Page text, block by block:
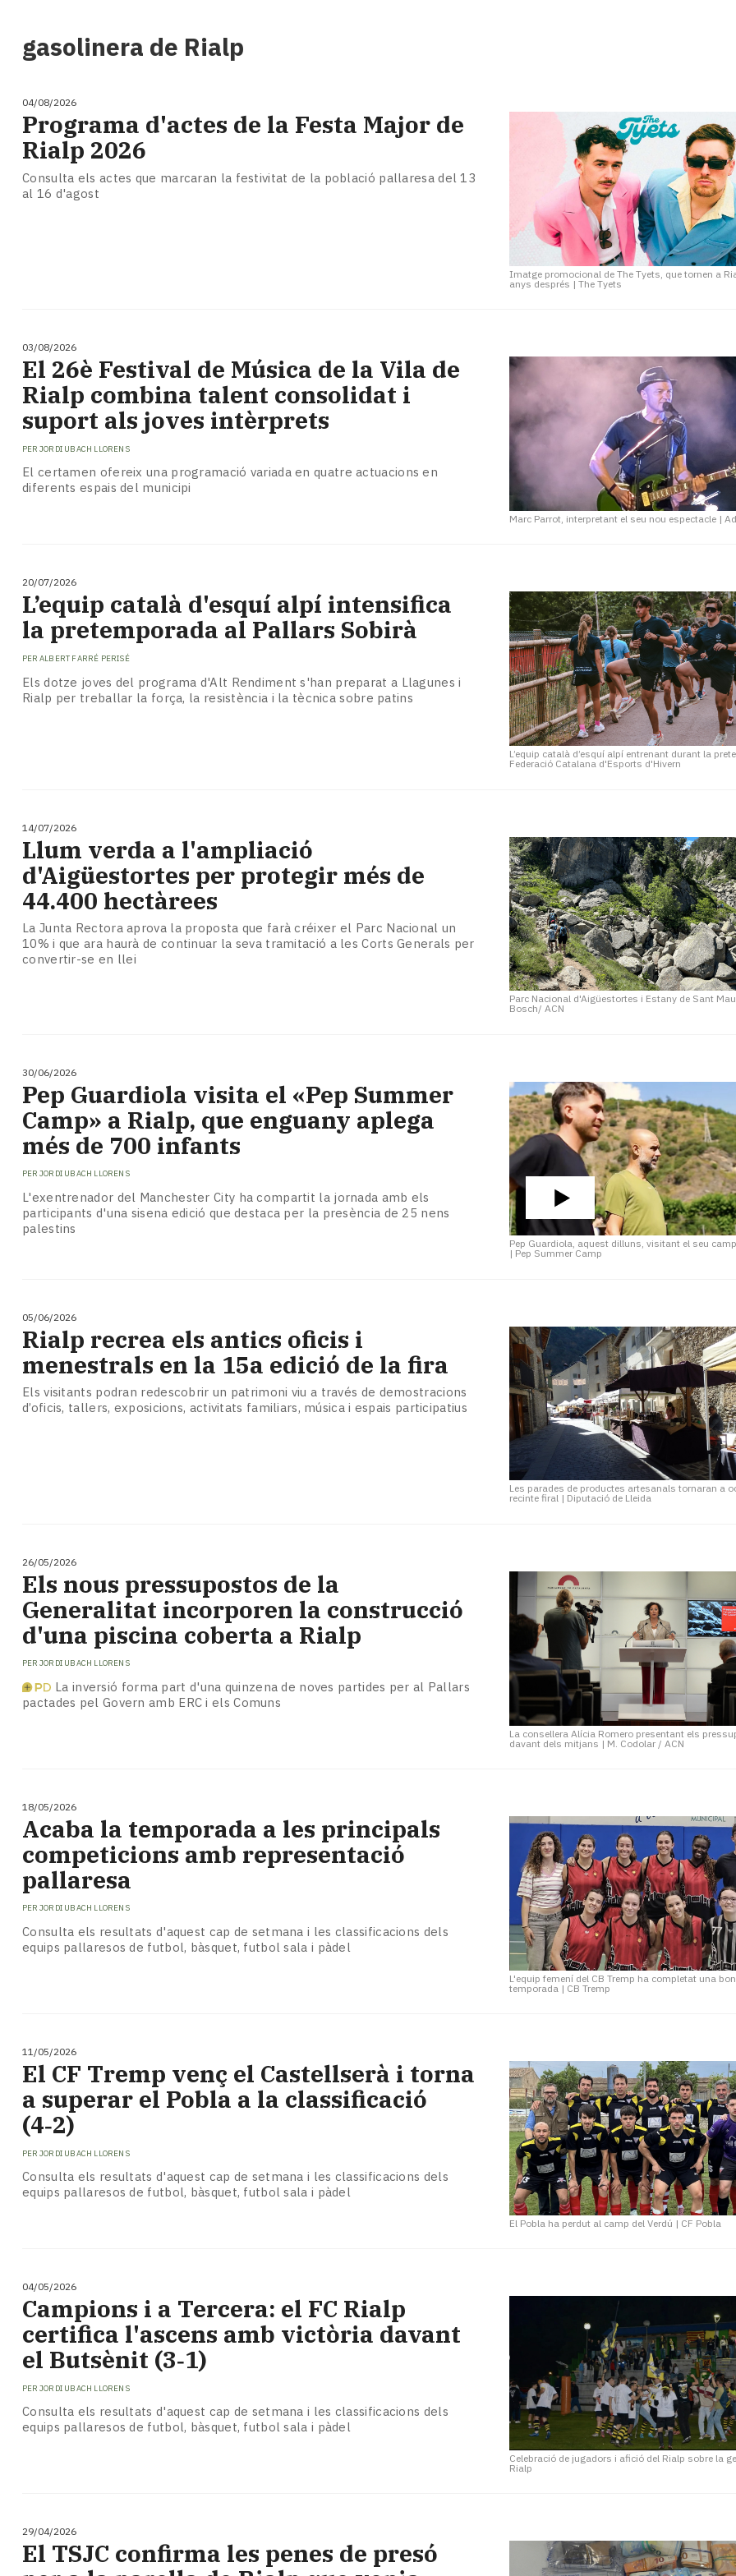
Cultura
tant!
TV
i
mitjans
El
temps
teva!
Subscriptors
La
newsletter
del
Pallars
Contingut
patrocinat
gasolinera de Rialp
04/08/2026
Imatge promocional de The Tyets, que tornen a
anys després |The Tyets
Programa d'actes de la Festa Major de
Rialp 2026
Consulta els actes que marcaran la festivitat de la població pallaresa del 13
al 16 d'agost
03/08/2026
Marc Parrot, interpretant el seu nou espectacle |
​El 26è Festival de Música de la Vila de
Rialp combina talent consolidat i
suport als joves intèrprets
PER JORDI UBACH LLORENS
El certamen ofereix una programació variada en quatre actuacions en
diferents espais del municipi
20/07/2026
L’equip català d’esquí alpí entrenant durant la
Federació Catalana d'Esports d'Hivern
L’equip català d'esquí alpí intensifica
la pretemporada al Pallars Sobirà
PER ALBERT FARRÉ PERISÉ
Els dotze joves del programa d'Alt Rendiment s'han preparat a Llagunes i
Rialp per treballar la força, la resistència i la tècnica sobre patins
14/07/2026
Parc Nacional d'Aigüestortes i Estany de Sant
Bosch/ ACN
Llum verda a l'ampliació
d'Aigüestortes per protegir més de
44.400 hectàrees
La Junta Rectora aprova la proposta que farà créixer el Parc Nacional un
10% i que ara haurà de continuar la seva tramitació a les Corts Generals per
convertir-se en llei
30/06/2026
Pep Guardiola, aquest dilluns, visitant el seu
| Pep Summer Camp
Pep Guardiola visita el «Pep Summer
Camp» a Rialp, que enguany aplega
més de 700 infants
PER JORDI UBACH LLORENS
L'exentrenador del Manchester City ha compartit la jornada amb els
participants d'una sisena edició que destaca per la presència de 25 nens
palestins
05/06/2026
Les parades de productes artesanals tornaran a
recinte firal | Diputació de Lleida
Rialp recrea els antics oficis i
menestrals en la 15a edició de la fira
Els visitants podran redescobrir un patrimoni viu a través de demostracions
d’oficis, tallers, exposicions, activitats familiars, música i espais participatius
26/05/2026
La consellera Alícia Romero presentant els
davant dels mitjans | M. Codolar / ACN
Els nous pressupostos de la
Generalitat incorporen la construcció
d'una piscina coberta a Rialp
PER JORDI UBACH LLORENS
La inversió forma part d'una quinzena de noves partides per al Pallars
pactades pel Govern amb ERC i els Comuns
18/05/2026
L'equip femení del CB Tremp ha completat una
temporada | CB Tremp
Acaba la temporada a les principals
competicions amb representació
pallaresa
PER JORDI UBACH LLORENS
Consulta els resultats d'aquest cap de setmana i les classificacions dels
equips pallaresos de futbol, bàsquet, futbol sala i pàdel
11/05/2026
El Pobla ha perdut al camp del Verdú | CF Pobla
El CF Tremp venç el Castellserà i torna
a superar el Pobla a la classificació
(4‑2)
PER JORDI UBACH LLORENS
Consulta els resultats d'aquest cap de setmana i les classificacions dels
equips pallaresos de futbol, bàsquet, futbol sala i pàdel
04/05/2026
Celebració de jugadors i afició del Rialp sobre la
Rialp
Campions i a Tercera: el FC Rialp
certifica l'ascens amb victòria davant
el Butsènit (3‑1)
PER JORDI UBACH LLORENS
Consulta els resultats d'aquest cap de setmana i les classificacions dels
equips pallaresos de futbol, bàsquet, futbol sala i pàdel
29/04/2026
El TSJC confirma les penes de presó